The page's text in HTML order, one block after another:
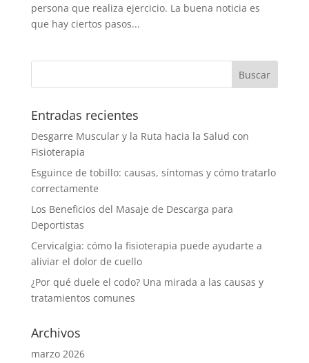
persona que realiza ejercicio. La buena noticia es
que hay ciertos pasos...
Entradas recientes
Desgarre Muscular y la Ruta hacia la Salud con
Fisioterapia
Esguince de tobillo: causas, síntomas y cómo tratarlo
correctamente
Los Beneficios del Masaje de Descarga para
Deportistas
Cervicalgia: cómo la fisioterapia puede ayudarte a
aliviar el dolor de cuello
¿Por qué duele el codo? Una mirada a las causas y
tratamientos comunes
Archivos
marzo 2026